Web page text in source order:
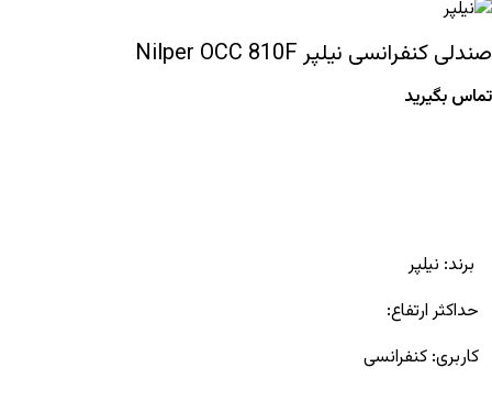
صندلی کنفرانسی نیلپر Nilper OCC 810F
تماس بگیرید
برند: نیلپر
حداکثر ارتفاع:
کاربری: کنفرانسی